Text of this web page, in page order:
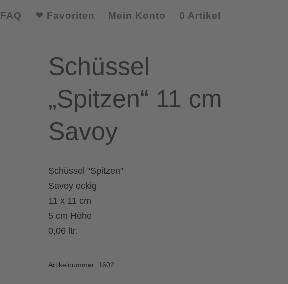
FAQ ❤ Favoriten Mein Konto 0 Artikel
Schüssel
„Spitzen“ 11 cm
Savoy
Schüssel "Spitzen"
Savoy eckig
11 x 11 cm
5 cm Höhe
0,06 ltr.
Artikelnummer: 1602